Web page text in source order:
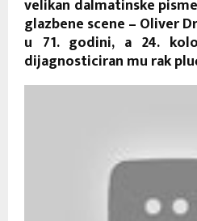
velikan dalmatinske
glazbene scene – Oliver
u 71. godini, a 24.
dijagnosticiran mu rak